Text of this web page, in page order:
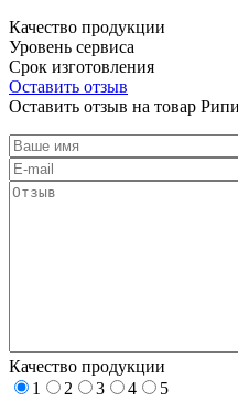
Качество продукции
Уровень сервиса
Срок изготовления
Оставить отзыв
Оставить отзыв на товар
Качество продукции
1
2 3 4
5